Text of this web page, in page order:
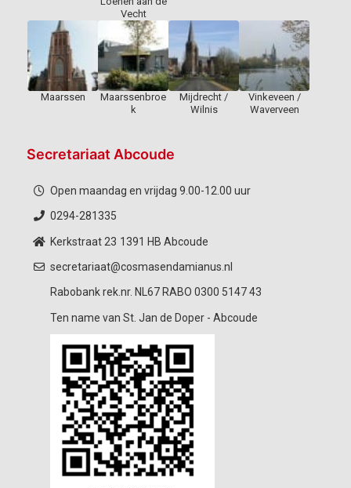
Vecht
Maarssen
Maarssenbroe
k
Mijdrecht /
Wilnis
Vinkeveen /
Waverveen
Secretariaat Abcoude
Open maandag en vrijdag 9.00-12.00 uur
0294-281335
Kerkstraat 23 1391 HB Abcoude
secretariaat@cosmasendamianus.nl
Rabobank rek.nr. NL67 RABO 0300 5147 43
Ten name van St. Jan de Doper - Abcoude